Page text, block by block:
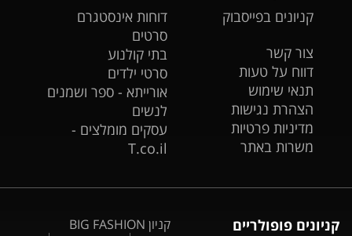
קניונים בפייסבוק
צור קשר
דווח על טעות
תנאי שימוש
הצהרת נגישות
מדיניות פרטיות
משרות באתר
דוחות אינסטגרם
סרטים
בתי קולנוע
סרטי ילדים
אורייתא - ספר ושמנים
לנשים
עסקים מומלצים -
T.co.il
קניונים פופולריים
קניון BIG FASHION